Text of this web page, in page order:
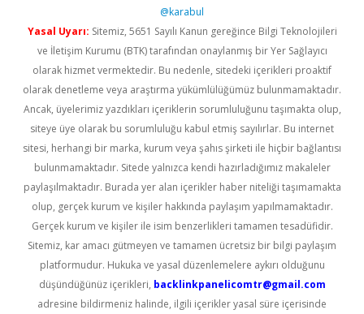
@karabul
Yasal Uyarı: Sitemiz, 5651 Sayılı Kanun gereğince Bilgi Teknolojileri
ve İletişim Kurumu (BTK) tarafından onaylanmış bir Yer Sağlayıcı
olarak hizmet vermektedir. Bu nedenle, sitedeki içerikleri proaktif
olarak denetleme veya araştırma yükümlülüğümüz bulunmamaktadır.
Ancak, üyelerimiz yazdıkları içeriklerin sorumluluğunu taşımakta olup,
siteye üye olarak bu sorumluluğu kabul etmiş sayılırlar. Bu internet
sitesi, herhangi bir marka, kurum veya şahıs şirketi ile hiçbir bağlantısı
bulunmamaktadır. Sitede yalnızca kendi hazırladığımız makaleler
paylaşılmaktadır. Burada yer alan içerikler haber niteliği taşımamakta
olup, gerçek kurum ve kişiler hakkında paylaşım yapılmamaktadır.
Gerçek kurum ve kişiler ile isim benzerlikleri tamamen tesadüfidir.
Sitemiz, kar amacı gütmeyen ve tamamen ücretsiz bir bilgi paylaşım
platformudur. Hukuka ve yasal düzenlemelere aykırı olduğunu
düşündüğünüz içerikleri, backlinkpanelicomtr@gmail.com
adresine bildirmeniz halinde, ilgili içerikler yasal süre içerisinde